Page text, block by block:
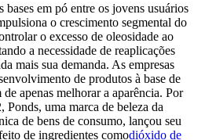
bases em pó entre os jovens usuários
o crescimento segmental do
o excesso de oleosidade ao
a necessidade de reaplicações
mais sua demanda. As empresas
de produtos à base de
apenas melhorar a aparência. Por
Ponds, uma marca de beleza da
de bens de consumo, lançou seu
de ingredientes comodióxido de